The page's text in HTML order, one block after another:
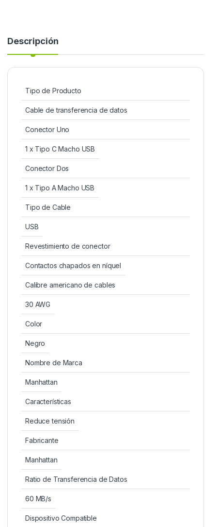
Descripción
Tipo de Producto
Cable de transferencia de datos
Conector Uno
1 x Tipo C Macho USB
Conector Dos
1 x Tipo A Macho USB
Tipo de Cable
USB
Revestimiento de conector
Contactos chapados en níquel
Calibre americano de cables
30 AWG
Color
Negro
Nombre de Marca
Manhattan
Características
Reduce tensión
Fabricante
Manhattan
Ratio de Transferencia de Datos
60 MB/s
Dispositivo Compatible